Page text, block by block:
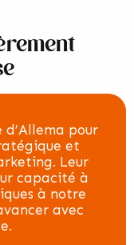
d’Allema pour
et
Leur
capacité à
à notre
avec